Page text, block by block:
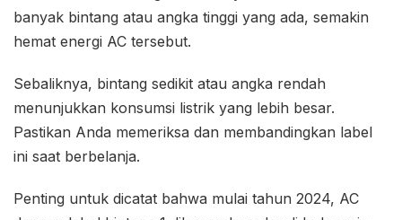
banyak bintang atau angka tinggi yang ada, semakin
hemat energi AC tersebut.
Sebaliknya, bintang sedikit atau angka rendah
menunjukkan konsumsi listrik yang lebih besar.
Pastikan Anda memeriksa dan membandingkan label
ini saat berbelanja.
Penting untuk dicatat bahwa mulai tahun 2024, AC